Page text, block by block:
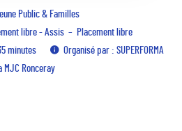
Public & Familles
libre - Assis
Placement libre
minutes
Organisé par : SUPERFORMA
MJC Ronceray